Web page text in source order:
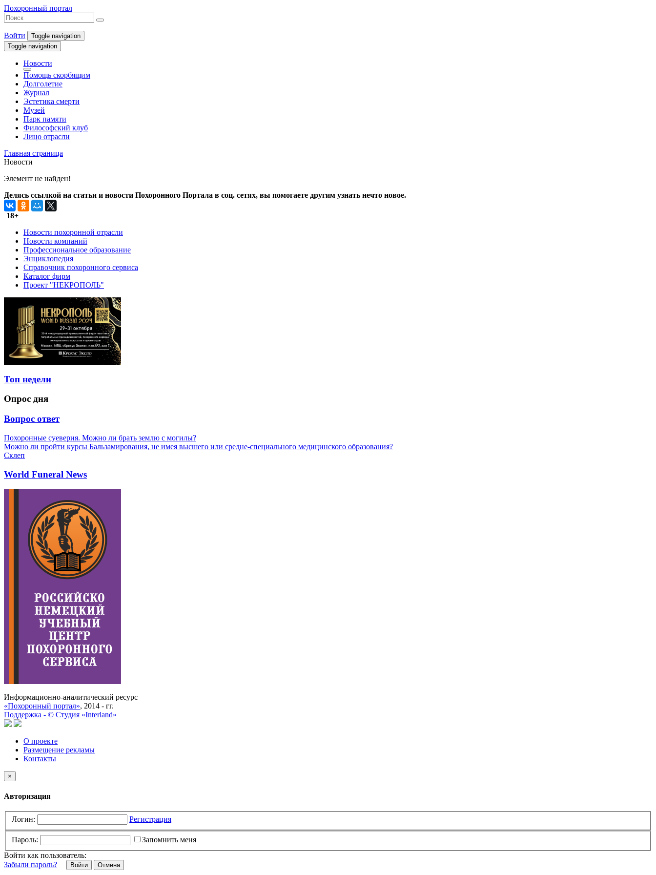
Похоронный портал
Войти
Toggle navigation
Toggle navigation
Новости
Помощь скорбящим
Долголетие
Журнал
Эстетика смерти
Музей
Парк памяти
Философский клуб
Лицо отрасли
Главная страница
Новости
Элемент не найден!
Делясь ссылкой на статьи и новости Похоронного Портала в соц. сетях, вы помогаете другим узнать нечто новое.
18+
Новости похоронной отрасли
Новости компаний
Профессиональное образование
Энциклопедия
Справочник похоронного сервиса
Каталог фирм
Проект "НЕКРОПОЛЬ"
Топ недели
Опрос дня
Вопрос ответ
Похоронные суеверия. Можно ли брать землю с могилы?
Можно ли пройти курсы Бальзамирования, не имея высшего или средне-специального медицинского образования?
Склеп
World Funeral News
Информационно-аналитический ресурс
«Похоронный портал», 2014 - гг.
Поддержка - © Cтудия «Interland»
О проекте
Размещение рекламы
Контакты
×
Авторизация
Логин: Регистрация
Пароль:
Запомнить меня
Войти как пользователь:
Забыли пароль?
Отмена